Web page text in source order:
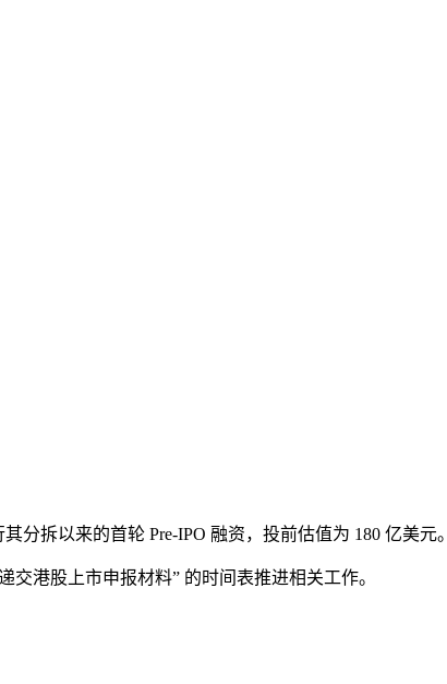
拆以来的首轮 Pre-IPO 融资，投前估值为 180 亿美元。
港股上市申报材料” 的时间表推进相关工作。